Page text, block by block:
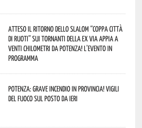
Atteso il ritorno dello slalom “Coppa Città
di Ruoti” sui tornanti della ex via Appia a
venti chilometri da Potenza! L’evento in
programma
Potenza: grave incendio in Provincia! Vigili
del fuoco sul posto da ieri